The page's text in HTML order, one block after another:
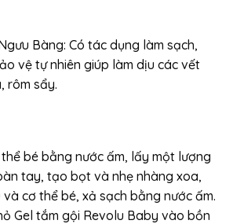
Bàng: Có tác dụng làm sạch,
vệ tự nhiên giúp làm dịu các vết
rôm sẩy.
bé bằng nước ấm, lấy một lượng
tay, tạo bọt và nhẹ nhàng xoa,
cơ thể bé, xả sạch bằng nước ấm.
Gel tắm gội Revolu Baby vào bồn